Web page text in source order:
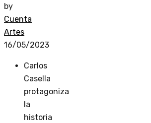
by
Cuenta
Artes
16/05/2023
Carlos
Casella
protagoniza
la
historia